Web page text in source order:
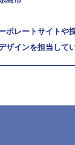
ポレートサイトや
ザインを担当して